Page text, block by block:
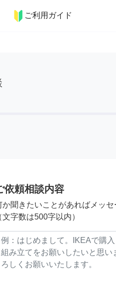
ご利用ガイド
ペット 料理
依頼相談内容
か聞きたいことがあればメッ
文字数は500字以内）